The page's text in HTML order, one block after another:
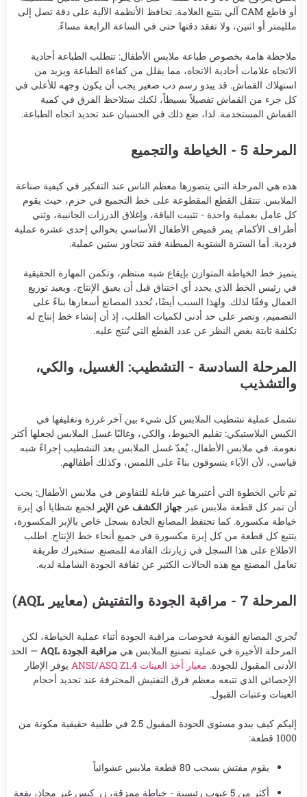
أو قاطع CAM آلي بتتبع العلامة. تحافظ الأنظمة الآلية على دقة تصل إلى
ملليمتر أو اثنين، ولا تفقد دقتها حتى في الساعة الرابعة مساءً.
ملاحظة هامة بخصوص طباعة ملابس الأطفال: تتطلب الطباعة أحادية
الاتجاه علامات أحادية الاتجاه، مما يقلل من كفاءة الطباعة ويزيد من
استهلاك القماش. قد يبدو رسم دب صغير يجب أن يكون وجهه للأعلى في
كل جزء من القماش تفصيلاً بسيطاً، لكنك ستلاحظ الفرق في كمية
القماش المستخدمة. لذا، ضع ذلك في الحسبان عند تحديد اتجاه الطباعة.
المرحلة 5 - الخياطة والتجميع
هذه هي المرحلة التي يتصورها معظم الناس عند التفكير في كيفية صناعة
الملابس. تنتقل القطع المقطوعة على خط التجميع في حزم، حيث يقوم
كل عامل بعملية واحدة - تثبيت الياقة، وإغلاق الدرزات الجانبية، وثني
أطراف الأكمام. يمر قميص الأطفال الأساسي بحوالي إحدى عشرة عملية
فردية. أما السترة الشتوية المبطنة فقد تتجاوز ستين عملية.
يتميز خط الخياطة المتوازن بإيقاع شبه منتظم، وتكمن المهارة الحقيقية
في رئيس الخط الذي يحدد أي اختناق قبل أن يعيق الإنتاج، ويعيد توزيع
العمال وفقًا لذلك. ولهذا السبب أيضًا، تُحدد المصانع أسعارها بناءً على
التصميم، وتصر على حد أدنى لكميات الطلب، إذ أن إنشاء خط إنتاج له
تكلفة ثابتة بغض النظر عن عدد القطع التي تُنتج عليه.
المرحلة السادسة - التشطيب: الغسيل، والكي،
والتشذيب
تشمل عملية تشطيب الملابس كل شيء بين آخر غرزة وتغليفها في
الكيس البلاستيكي: تقليم الخيوط، والكي، وغالبًا غسل الملابس لجعلها أكثر
نعومة. في ملابس الأطفال، يُعدّ غسل الملابس بعد التشطيب إجراءً شبه
قياسي، لأن الآباء يتسوقون بناءً على اللمس، وكذلك أطفالهم.
ثم تأتي الخطوة التي أعتبرها غير قابلة للتفاوض في ملابس الأطفال: يجب
أن تمر كل قطعة ملابس عبر جهاز الكشف عن الإبر لجمع شظايا أي إبرة
خياطة مكسورة. كما تحتفظ المصانع الجادة بسجل خاص بالإبر المكسورة،
يتتبع كل قطعة من كل إبرة مكسورة في جميع أنحاء خط الإنتاج. اطلب
الاطلاع على هذا السجل في زيارتك القادمة للمصنع. ستخبرك طريقة
تعامل المصنع مع هذه الحالات الكثير عن ثقافة الجودة الشاملة لديه.
المرحلة 7 - مراقبة الجودة والتفتيش (معايير AQL)
تُجري المصانع القوية فحوصات مراقبة الجودة أثناء عملية الخياطة، لكن
المرحلة الأخيرة في عملية تصنيع الملابس هي مراقبة الجودة AQL
— الحد
الأدنى المقبول للجودة. معيار أخذ العينات ANSI/ASQ Z1.4
يوفر الإطار
الإحصائي الذي تتبعه معظم فرق التفتيش المحترفة عند تحديد أحجام
العينات وعتبات القبول.
إليكم كيف يبدو مستوى الجودة المقبول 2.5 في طلبية حقيقية مكونة من
1000 قطعة:
يقوم مفتش بسحب 80 قطعة ملابس عشوائياً
أكثر من 5 عيوب رئيسية - خياطة ممزقة، زر كبس غير محاذٍ، بقعة